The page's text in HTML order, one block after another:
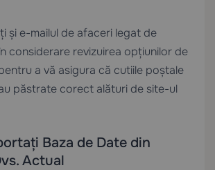
și e-mailul de afaceri legat de
considerare revizuirea opțiunilor de
a vă asigura că cutiile poștale
păstrate corect alături de site-ul
Baza de Date din
Actual